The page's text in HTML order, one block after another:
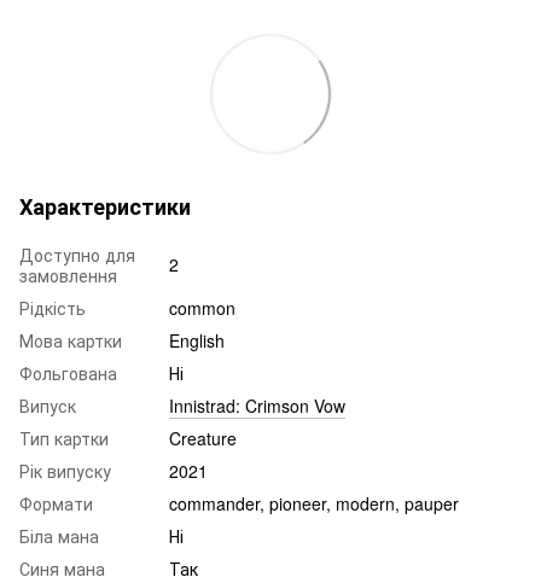
Характеристики
Доступно для
замовлення
2
Рідкість
common
Мова картки
English
Фольгована
Ні
Випуск
Innistrad: Crimson Vow
Тип картки
Creature
Рік випуску
2021
Формати
commander, pioneer, modern, pauper
Біла мана
Ні
Синя мана
Так